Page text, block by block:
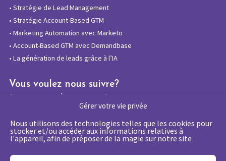
Gérer votre vie privée
Nous utilisons des technologies telles que les cookies pour
stocker et/ou accéder aux informations relatives à
l'appareil, afin de préposer de la magie sur notre site
• Stratégie de Lead Management
• Stratégie Account-Based GTM
• Marketing Automation avec Marketo
• Account-Based GTM avec Demandbase
• La génération de leads grâce à l’IA
Vous voulez nous suivre?
Abonnez-vous à notre newsletter